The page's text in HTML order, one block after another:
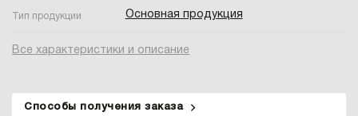
Тип продукции Основная продукция
Все характеристики и описание
Способы получения заказа